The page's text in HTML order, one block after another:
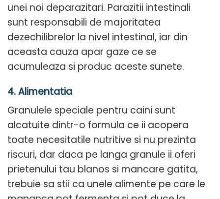
unei noi deparazitari. Parazitii intestinali
sunt responsabili de majoritatea
dezechilibrelor la nivel intestinal, iar din
aceasta cauza apar gaze ce se
acumuleaza si produc aceste sunete.
4. Alimentatia
Granulele speciale pentru caini sunt
alcatuite dintr-o formula ce ii acopera
toate necesitatile nutritive si nu prezinta
riscuri, dar daca pe langa granule ii oferi
prietenului tau blanos si mancare gatita,
trebuie sa stii ca unele alimente pe care le